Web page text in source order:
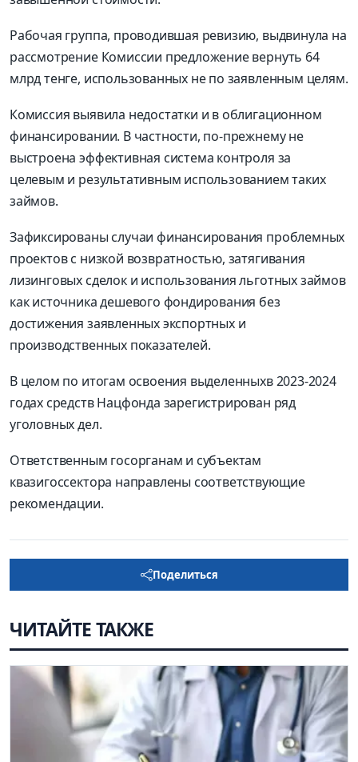
Рабочая группа, проводившая ревизию, выдвинула на
рассмотрение Комиссии предложение вернуть 64
млрд тенге, использованных не по заявленным целям.
Комиссия выявила недостатки и в облигационном
финансировании. В частности, по-прежнему не
выстроена эффективная система контроля за
целевым и результативным использованием таких
займов.
Зафиксированы случаи финансирования проблемных
проектов с низкой возвратностью, затягивания
лизинговых сделок и использования льготных займов
как источника дешевого фондирования без
достижения заявленных экспортных и
производственных показателей.
В целом по итогам освоения выделенныхв 2023-2024
годах средств Нацфонда зарегистрирован ряд
уголовных дел.
Ответственным госорганам и субъектам
квазигоссектора направлены соответствующие
рекомендации.
Поделиться
ЧИТАЙТЕ ТАКЖЕ